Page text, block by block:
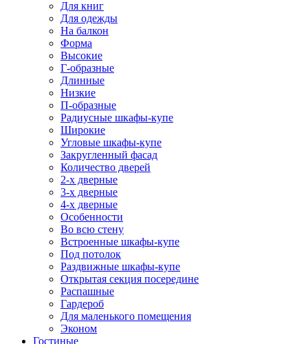
Для книг
Для одежды
На балкон
Форма
Высокие
Г-образные
Длинные
Низкие
П-образные
Радиусные шкафы-купе
Широкие
Угловые шкафы-купе
Закругленный фасад
Количество дверей
2-х дверные
3-х дверные
4-х дверные
Особенности
Во всю стену
Встроенные шкафы-купе
Под потолок
Раздвижные шкафы-купе
Открытая секция посередине
Распашные
Гардероб
Для маленького помещения
Эконом
Гостиные